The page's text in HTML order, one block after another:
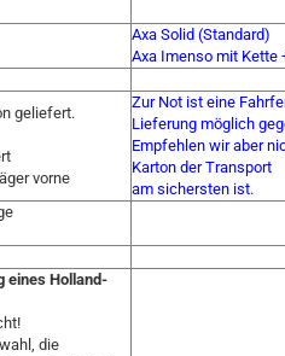
Axa Solid (Standard)
Axa Imenso mit Kette
geliefert.
vorne
Zur Not ist eine
Lieferung möglich
Empfehlen wir aber
Karton der Transport
am sichersten ist.
eines Holland-
die